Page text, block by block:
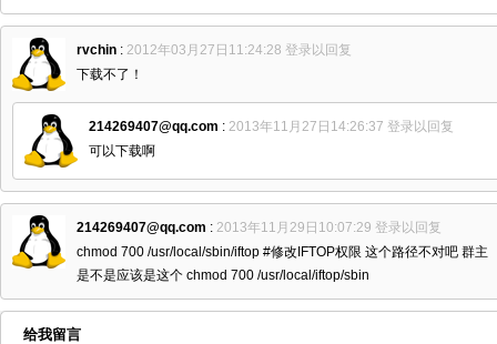
rvchin : 2012年03月27日11:24:28 登录以回复
下载不了！
214269407@qq.com : 2013年11月27日14:26:37 登录以回复
可以下载啊
214269407@qq.com : 2013年11月29日10:07:29 登录以回复
chmod 700 /usr/local/sbin/iftop #修改IFTOP权限 这个路径不对吧 群主
是不是应该是这个 chmod 700 /usr/local/iftop/sbin
给我留言